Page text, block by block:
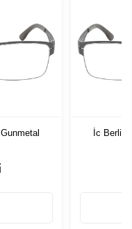
İc Berlin